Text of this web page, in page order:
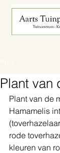
Plant van
Plant van de
Hamamelis
rode
kleuren van